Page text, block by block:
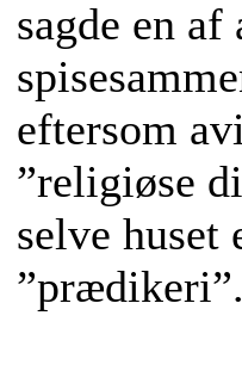
sagde en
eftersom
”religiøse
selve huset
”prædikeri”.